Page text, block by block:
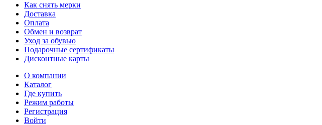
Как снять мерки
Доставка
Оплата
Обмен и возврат
Уход за обувью
Подарочные сертификаты
Дисконтные карты
О компании
Каталог
Где купить
Режим работы
Регистрация
Войти